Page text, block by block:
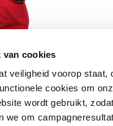
van cookies
veiligheid voorop
cookies om
wordt gebruikt,
we om
en